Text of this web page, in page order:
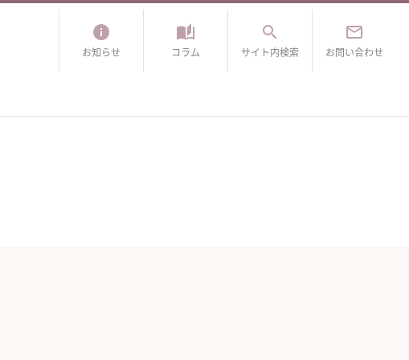
info
お知らせ
auto_stories
コラム
search
サイト内検索
mail_outline
お問い合わせ